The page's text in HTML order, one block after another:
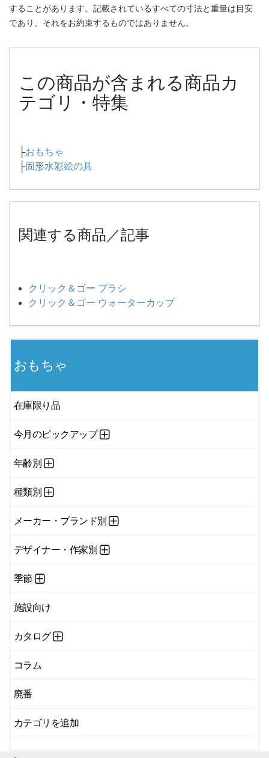
することがあります。記載されているすべての寸法と重量は目安
であり、それをお約束するものではありません。
この商品が含まれる商品カ
テゴリ・特集
├おもちゃ
├固形水彩絵の具
関連する商品／記事
クリック＆ゴー ブラシ
クリック＆ゴー ウォーターカップ
おもちゃ
在庫限り品
今月のピックアップ
年齢別
種類別
メーカー・ブランド別
デザイナー・作家別
季節
施設向け
カタログ
コラム
廃番
カテゴリを追加